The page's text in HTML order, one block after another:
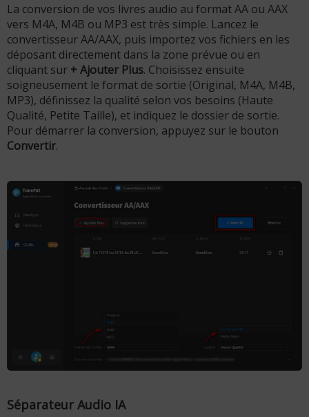
La conversion de vos livres audio au format AA ou AAX
vers M4A, M4B ou MP3 est très simple. Lancez le
convertisseur AA/AAX, puis importez vos fichiers en les
déposant directement dans la zone prévue ou en
cliquant sur + Ajouter Plus. Choisissez ensuite
soigneusement le format de sortie (Original, M4A, M4B,
MP3), définissez la qualité selon vos besoins (Haute
Qualité, Petite Taille), et indiquez le dossier de sortie.
Pour démarrer la conversion, appuyez sur le bouton
Convertir.
Séparateur Audio IA